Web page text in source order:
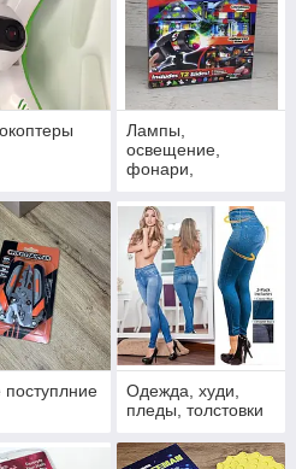
Лампы,
освещение,
фонари,
поступлние
Одежда, худи,
пледы, толстовки